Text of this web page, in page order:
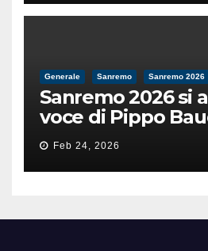
Generale Sanremo Sanremo 2026
Sanremo 2026 si
voce di Pippo
Feb 24, 2026